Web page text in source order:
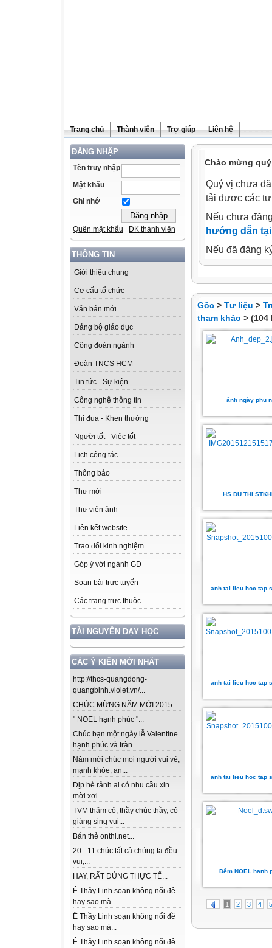
Trang chủ Thành viên Trợ giúp Liên hệ
ĐĂNG NHẬP
Tên truy nhập
Mật khẩu
Ghi nhớ
Quên mật khẩu ĐK thành viên
THÔNG TIN
Giới thiệu chung
Cơ cấu tổ chức
Văn bản mới
Đảng bộ giáo dục
Công đoàn ngành
Đoàn TNCS HCM
Tin tức - Sự kiện
Công nghệ thông tin
Thi đua - Khen thưởng
Người tốt - Việc tốt
Lịch công tác
Thông báo
Thư mời
Thư viện ảnh
Liên kết website
Trao đổi kinh nghiệm
Góp ý với ngành GD
Soạn bài trực tuyến
Các trang trực thuộc
TÀI NGUYÊN DẠY HỌC
CÁC Ý KIẾN MỚI NHẤT
http://thcs-quangdong-
quangbinh.violet.vn/...
CHÚC MỪNG NĂM MỚI 2015...
" NOEL hạnh phúc "...
Chúc bạn một ngày lễ Valentine
hạnh phúc và tràn...
Năm mới chúc mọi người vui vẻ,
mạnh khỏe, an...
Dịp hè rảnh ai có nhu cầu xin
mời xơi....
TVM thăm cô, thầy chúc thầy, cô
giáng sing vui...
Bán thẻ onthi.net...
20 - 11 chúc tất cả chúng ta đều
vui,...
HAY, RẤT ĐÚNG THỰC TẾ...
Ê Thầy Linh soạn không nổi đề
hay sao mà...
Ê Thầy Linh soạn không nổi đề
hay sao mà...
Ê Thầy Linh soạn không nổi đề
Chào mừng
Quý vị chưa
tải được các
Nếu chưa
hướng dẫn
Nếu đã đăng
Gốc > Tư liệu >
tham khảo > (104
ảnh ngày phụ
HS DU THI
anh tai lieu hoc tap
anh tai lieu hoc tap
anh tai lieu hoc tap
Đêm NOEL hạnh
1 2 3 4 5